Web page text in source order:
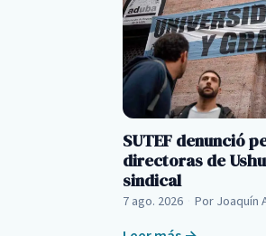
SUTEF denunció
directoras de
sindical
7 ago. 2026 Por Joaquín